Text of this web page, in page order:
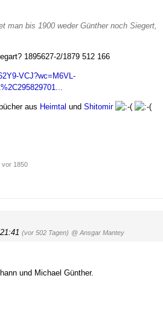
man bis 1900 weder Günther noch Siegert,
1895627-2/1879 512 166
VCJ?wc=M6VL-
aus Heimtal und Shitomir
vor 1850
(vor 502 Tagen) @ Ansgar Mantey
und Michael Günther.